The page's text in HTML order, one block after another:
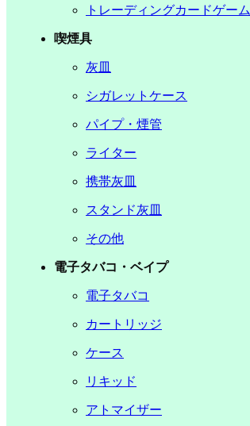
トレーディングカードゲーム
喫煙具
灰皿
シガレットケース
パイプ・煙管
ライター
携帯灰皿
スタンド灰皿
その他
電子タバコ・ベイプ
電子タバコ
カートリッジ
ケース
リキッド
アトマイザー